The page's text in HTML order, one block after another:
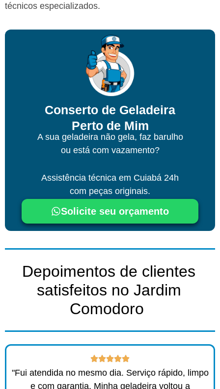
técnicos especializados.
Conserto de Geladeira
Perto de Mim
A sua geladeira não gela, faz barulho
ou está com vazamento?
Assistência técnica em Cuiabá 24h
com peças originais.
Solicite seu orçamento
Depoimentos de clientes
satisfeitos no Jardim
Comodoro ​
"Fui atendida no mesmo dia. Serviço rápido, limpo
e com garantia. Minha geladeira voltou a